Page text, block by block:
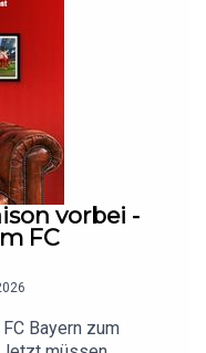
vorbei -
FC
Bayern zum